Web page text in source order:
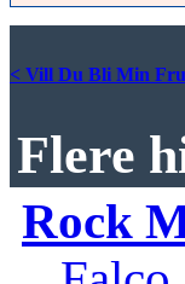
< Vill Du Bli Min
Flere
Rock